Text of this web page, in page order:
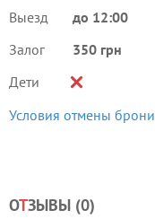
Выезд
до 12:00
Залог
350 грн
Дети
Условия отмены брони
ОТЗЫВЫ (0)